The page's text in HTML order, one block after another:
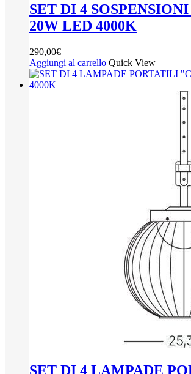
SET DI 4
20W LED 4000K
290,00€
Aggiungi al carrello Quick View
SET DI 4 LAMPADE